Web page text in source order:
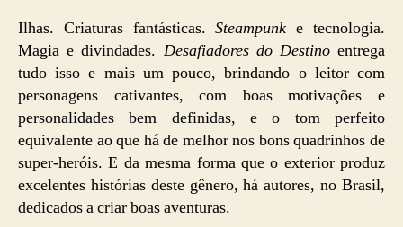
Ilhas. Criaturas fantásticas.Steampunke tecnologia.
Magia e divindades. Desafiadores do Destinoentrega
tudo isso e mais um pouco, brindando o leitor com
personagens cativantes, com boas motivações e
personalidades bem definidas, e o tom perfeito
equivalente ao que há de melhor nos bons quadrinhos de
super-heróis. E da mesma forma que o exterior produz
excelentes histórias deste gênero, há autores, no Brasil,
dedicados a criar boas aventuras.